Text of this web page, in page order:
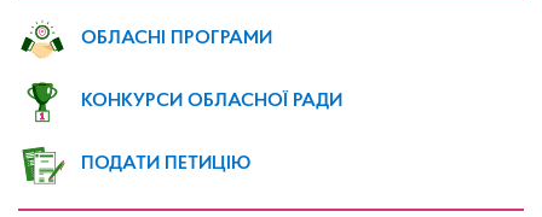
ОБЛАСНІ ПРОГРАМИ
КОНКУРСИ ОБЛАСНОЇ РАДИ
ПОДАТИ ПЕТИЦІЮ